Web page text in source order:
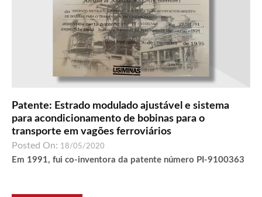
Patente: Estrado modulado ajustável e sistema
para acondicionamento de bobinas para o
transporte em vagões ferroviários
Posted On: 18/05/2020
Em 1991, fui co-inventora da patente número PI-9100363